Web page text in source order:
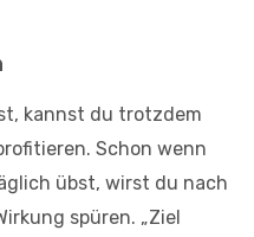
kannst du trotzdem
Schon wenn
übst, wirst du nach
spüren. „Ziel